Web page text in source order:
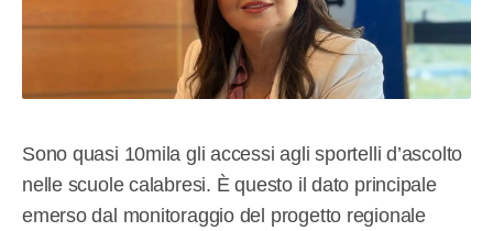
Sono quasi 10mila gli accessi agli sportelli d’ascolto
nelle scuole calabresi. È questo il dato principale
emerso dal monitoraggio del progetto regionale